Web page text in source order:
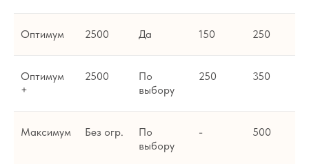
Оптимум 2500 Да 150 250
Оптимум
+
2500
По
выбору
250 350
Максимум Без огр.
По
выбору
- 500